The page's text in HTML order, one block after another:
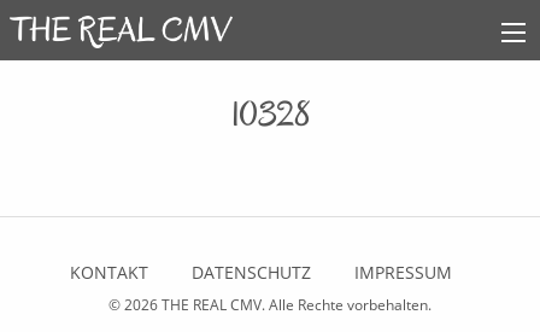
10328
KONTAKT DATENSCHUTZ IMPRESSUM
© 2026THE REAL CMV. Alle Rechte vorbehalten.